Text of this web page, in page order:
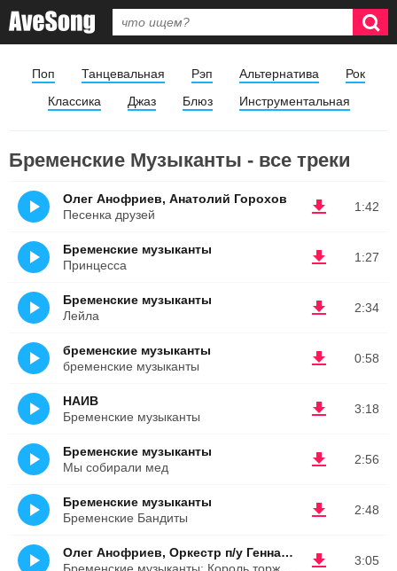
Поп Танцевальная Рэп Альтернатива
Рок
Классика
Джаз Блюз Инструментальная
Бременские Музыканты - все треки
1:42
Олег Анофриев, Анатолий Горохов
Песенка друзей
1:27
Бременские музыканты
Принцесса
2:34
Бременские музыканты
Лейла
0:58
бременские музыканты
бременские музыканты
3:18
НАИВ
Бременские музыканты
2:56
Бременские музыканты
Мы собирали мед
2:48
Бременские музыканты
Бременские Бандиты
3:05
Олег Анофриев, Оркестр п/у Геннадия Гладкова